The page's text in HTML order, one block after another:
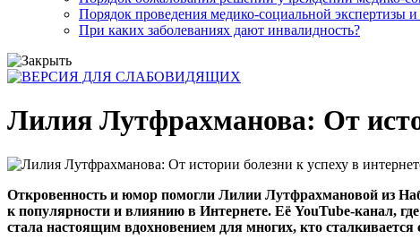
Порядок проведения медико-социальной экспертизы
При каких заболеваниях дают инвалидность?
Лилия Лутфрахманова: От
Откровенность и юмор помогли Лилии Лутфрахмановой из
к популярности и влиянию в Интернете. Её YouTube-канал,
стала настоящим вдохновением для многих, кто